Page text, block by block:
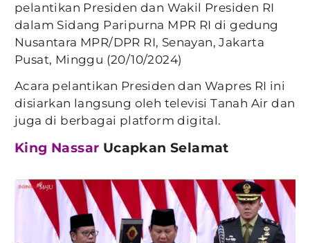
pelantikan Presiden dan Wakil Presiden RI
dalam Sidang Paripurna MPR RI di gedung
Nusantara MPR/DPR RI, Senayan, Jakarta
Pusat, Minggu (20/10/2024)
Acara pelantikan Presiden dan Wapres RI ini
disiarkan langsung oleh televisi Tanah Air dan
juga di berbagai platform digital.
King Nassar Ucapkan Selamat